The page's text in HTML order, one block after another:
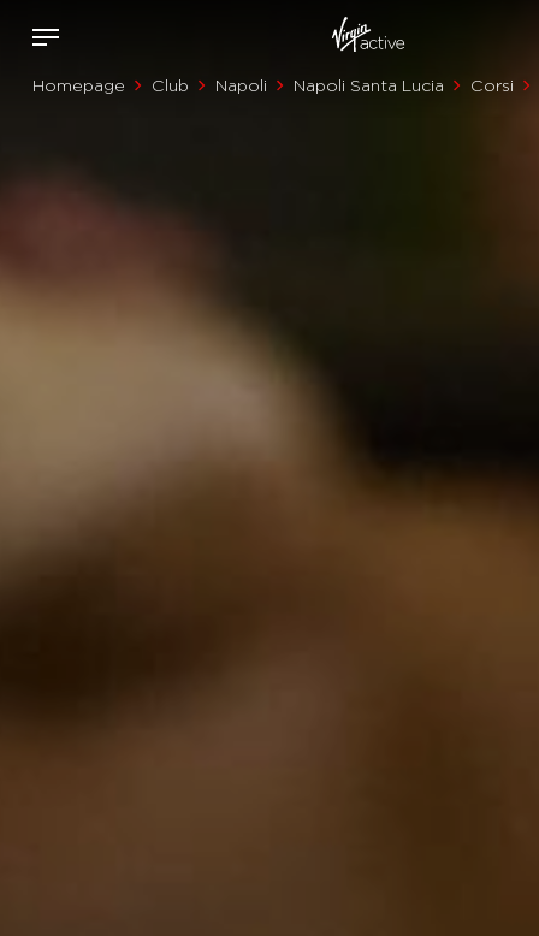
Homepage Club Napoli Napoli Santa Lucia Corsi